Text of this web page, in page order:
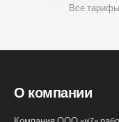
Все
О компании